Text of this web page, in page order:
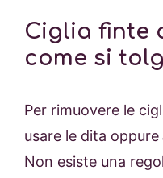
Ciglia finte
come si
Per rimuovere le
usare le dita oppure
Non esiste una